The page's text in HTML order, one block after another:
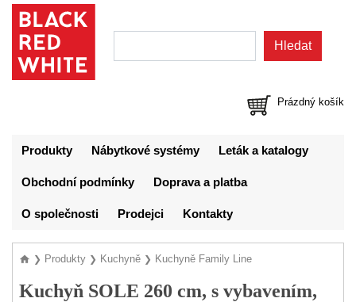
Prázdný košík
Produkty Nábytkové systémy Leták a katalogy
Obchodní podmínky Doprava a platba
O společnosti Prodejci Kontakty
❯ Produkty ❯ Kuchyně ❯ Kuchyně Family Line
Kuchyň SOLE 260 cm, s vybavením,